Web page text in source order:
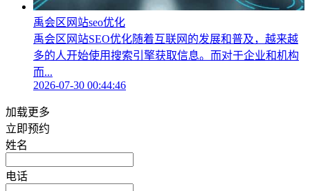
禹会区网站seo优化
禹会区网站SEO优化随着互联网的发展和普及，越来越
多的人开始使用搜索引擎获取信息。而对于企业和机构
而...
2026-07-30 00:44:46
加载更多
立即预约
姓名
电话